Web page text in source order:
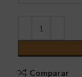
Comparar